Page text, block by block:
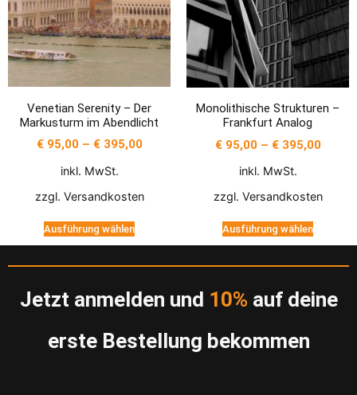
Venetian Serenity – Der
Markusturm im Abendlicht
€95,00– €395,00
inkl. MwSt.
zzgl. Versandkosten
Ausführung wählen
Monolithische Strukturen –
Frankfurt Analog
€95,00– €395,00
inkl. MwSt.
zzgl. Versandkosten
Ausführung wählen
Jetzt anmelden und 10% auf deine
erste Bestellung bekommen